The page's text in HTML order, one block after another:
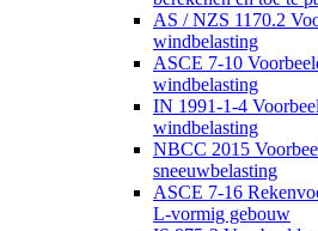
AS / NZS 1170.2
windbelasting
ASCE 7-10
windbelasting
IN 1991-1-4
windbelasting
NBCC 2015
sneeuwbelasting
ASCE 7-16
L-vormig gebouw